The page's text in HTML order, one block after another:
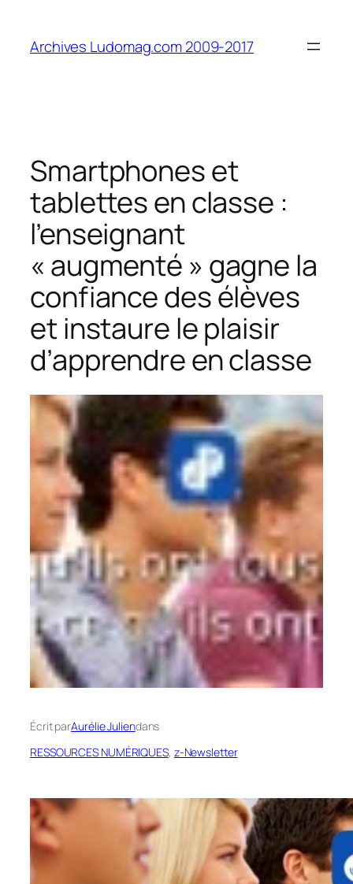
contenu
Archives Ludomag.com 2009-2017
Smartphones et
tablettes en classe :
l’enseignant
« augmenté » gagne la
confiance des élèves
et instaure le plaisir
d’apprendre en classe
Écrit parAurélie Juliendans
RESSOURCES NUMÉRIQUES, z-Newsletter